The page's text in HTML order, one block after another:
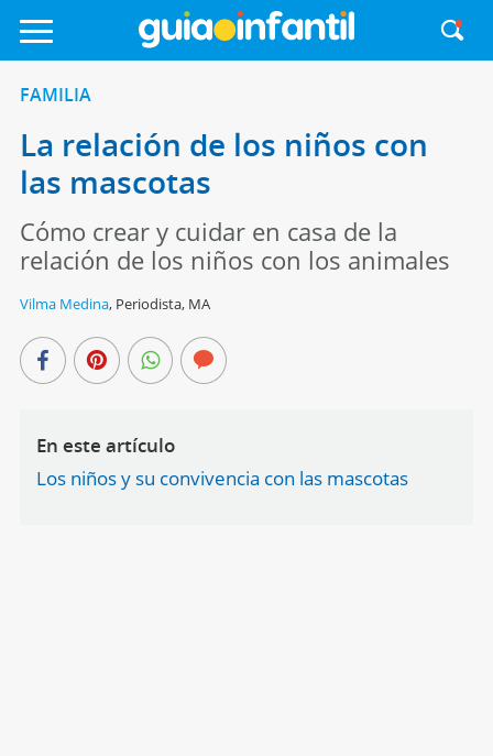
FAMILIA
La relación de los niños con
las mascotas
Cómo crear y cuidar en casa de la
relación de los niños con los animales
Vilma Medina, Periodista, MA
En este artículo
Los niños y su convivencia con las mascotas